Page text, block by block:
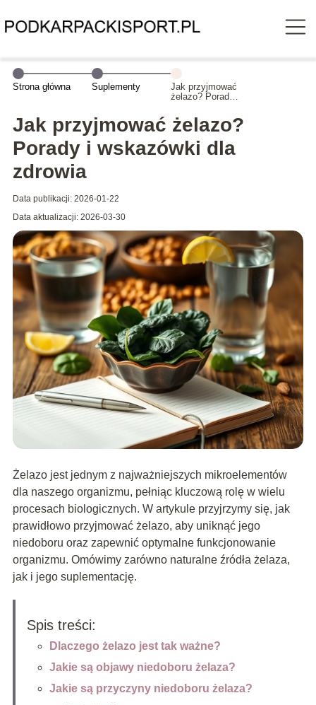
Strona główna Suplementy
Jak przyjmować
żelazo? Porady
zdrowia
Jak przyjmować żelazo?
Porady i wskazówki dla
zdrowia
Data publikacji: 2026-01-22
Data aktualizacji: 2026-03-30
Żelazo jest jednym z najważniejszych mikroelementów
dla naszego organizmu, pełniąc kluczową rolę w wielu
procesach biologicznych. W artykule przyjrzymy się, jak
prawidłowo przyjmować żelazo, aby uniknąć jego
niedoboru oraz zapewnić optymalne funkcjonowanie
organizmu. Omówimy zarówno naturalne źródła żelaza,
jak i jego suplementację.
Spis treści:
Dlaczego żelazo jest tak ważne?
Jakie są objawy niedoboru żelaza?
Jakie są przyczyny niedoboru żelaza?